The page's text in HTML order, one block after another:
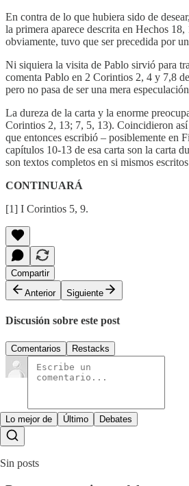
En contra de lo que hubiera sido de
la primera aparece descrita en Hechos
obviamente, tuvo que ser precedida por
Ni siquiera la visita de Pablo sirvió para
comenta Pablo en 2 Corintios 2, 4 y 7,8
pero no pasa de ser una mera
La dureza de la carta y la enorme
Corintios 2, 13; 7, 5, 13). Coincidieron
que entonces escribió – posiblemente en
capítulos 10-13 de esa carta son la carta
son textos completos en si mismos
CONTINUARÁ
[1] I Corintios 5, 9.
Compartir
Anterior
Siguiente
Discusión sobre este post
Comentarios Restacks
Lo mejor de Último Debates
Sin posts